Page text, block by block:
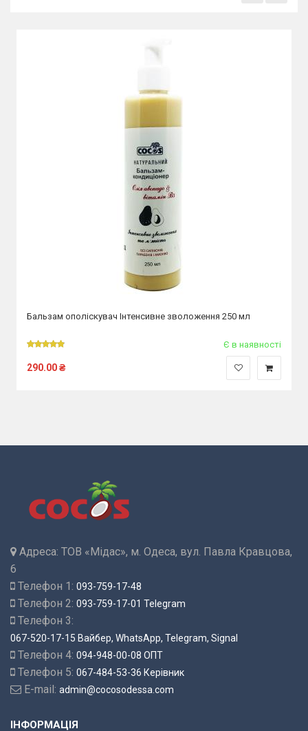
Бальзам ополіскувач Інтенсивне зволоження 250 мл
Є в наявності
290.00₴
Адреса: ТОВ «Мідас», м. Одеса, вул. Павла Кравцова,
6
Телефон 1: 093-759-17-48
Телефон 2: 093-759-17-01 Telegram
Телефон 3:
067-520-17-15 Вайбер, WhatsApp, Telegram, Signal
Телефон 4: 094-948-00-08 ОПТ
Телефон 5: 067-484-53-36 Керівник
E-mail: admin@cocosodessa.com
ІНФОРМАЦІЯ